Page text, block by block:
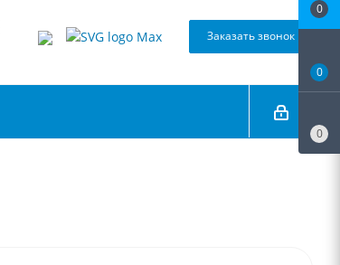
Заказать звонок
0
0
0